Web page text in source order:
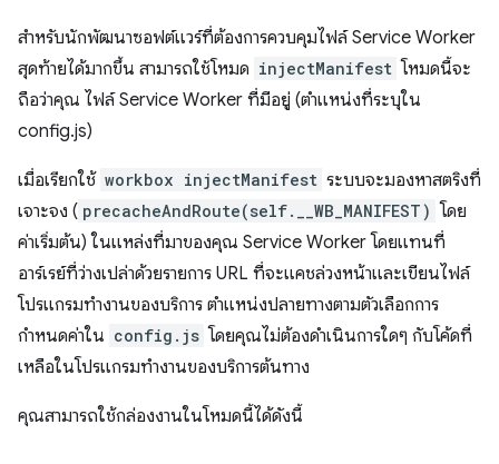
สำหรับนักพัฒนาซอฟต์แวร์ที่ต้องการควบคุมไฟล์ Service Worker
สุดท้ายได้มากขึ้น สามารถใช้โหมด injectManifest โหมดนี้จะ
ถือว่าคุณ ไฟล์ Service Worker ที่มีอยู่ (ตำแหน่งที่ระบุใน
config.js)
เมื่อเรียกใช้ workbox injectManifest ระบบจะมองหาสตริงที่
เจาะจง ( precacheAndRoute(self.__WB_MANIFEST) โดย
ค่าเริ่มต้น) ในแหล่งที่มาของคุณ Service Worker โดยแทนที่
อาร์เรย์ที่ว่างเปล่าด้วยรายการ URL ที่จะแคชล่วงหน้าและเขียนไฟล์
โปรแกรมทำงานของบริการ ตำแหน่งปลายทางตามตัวเลือกการ
กำหนดค่าใน config.js โดยคุณไม่ต้องดำเนินการใดๆ กับโค้ดที่
เหลือในโปรแกรมทำงานของบริการต้นทาง
คุณสามารถใช้กล่องงานในโหมดนี้ได้ดังนี้